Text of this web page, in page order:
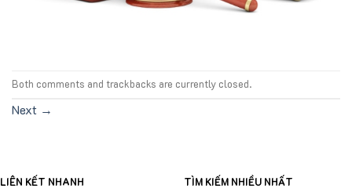
Both comments and trackbacks are currently closed.
Next →
LIÊN KẾT NHANH TÌM KIẾM NHIỀU NHẤT